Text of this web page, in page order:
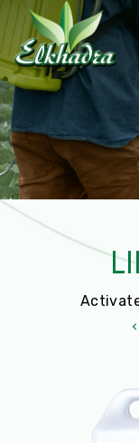
Aller
au
contenu
principal